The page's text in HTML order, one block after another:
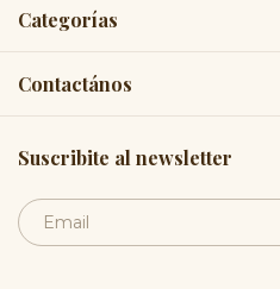
Categorías
Contactános
Suscribite al newsletter